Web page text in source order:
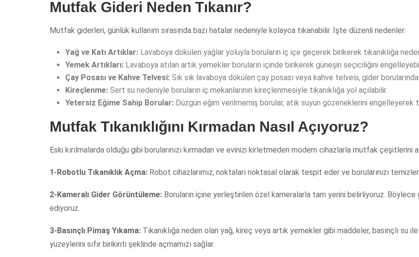
Mutfak Gideri Neden Tıkanır?
Mutfak giderleri, günlük kullanım sırasında bazı hatalar nedeniyle kolayca tıkanabilir. İşte düzenli nedenler:
Yağ ve Katı Artıklar: Lavaboya dökülen yağlar yoluyla boruların iç içe geçerek birikerek tıkanıklığa
Yemek Artıkları: Lavaboya atılan artık yemekler boruların içinde birikerek güneşin seçiciliğini
Çay Posası ve Kahve Telvesi: Sık sık lavaboya dökülen çay posası veya kahve telvesi, gider borularında
Kireçlenme: Sert su nedeniyle boruların iç mekanlarının kireçlenmesiyle tıkanıklığa yol açılabilir.
Yetersiz Eğime Sahip Borular: Düzgün eğim verilmemiş borular, atık suyun gözeneklerini engelleyerek
Mutfak Tıkanıklığını Kırmadan Nasıl Açıyoruz?
Eski kırılmalarda olduğu gibi borularınızı kırmadan ve evinizi kirletmeden modern cihazlarla mutfak çeşitlerini
1-Robotlu Tıkanıklık Açma: Robot cihazlarımız, noktaları noktasal olarak tespit eder ve borularınızı
2-Kameralı Gider Görüntüleme: Boruların içine yerleştirilen özel kameralarla tam yerini belirliyoruz.
ediyoruz.
3-Basınçlı Pimaş Yıkama: Tıkanıklığa neden olan yağ, kireç veya artık yemekler gibi maddeler, basınçlı su
yüzeylerini sıfır birikinti şeklinde açmamızı sağlar.